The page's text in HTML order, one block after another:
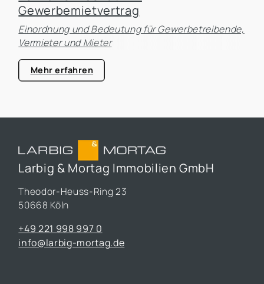
Gewerbemietvertrag
Einordnung und Bedeutung für Gewerbetreibende,
Vermieter und Mieter
Mehr erfahren
Larbig & Mortag Immobilien GmbH
Theodor-Heuss-Ring 23
50668 Köln
+49 221 998 997 0
info@larbig-mortag.de